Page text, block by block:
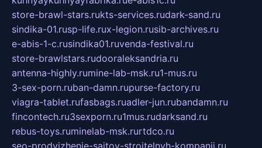
store-brawl-stars.rukts-services.rudark-sand.ru
sindika-01.rusp-life.rux-legion.rusib-archives.ru
e-abis-1-c.rusindika01.ruvenda-festival.ru
store-brawlstars.rudooraleksandria.ru
antenna-highly.rumine-lab-msk.ru1-mus.ru
3-sex-porn.ruban-damn.rupurse-factory.ru
viagra-tablet.rufasbags.ruadler-jun.rubandamn.ru
fincontech.ru3sexporn.ru1mus.rudarksand.ru
rebus-toys.ruminelab-msk.rurtdco.ru
seo-prodvizhenie-sajtov-stroitelnyh-kompanij.ru